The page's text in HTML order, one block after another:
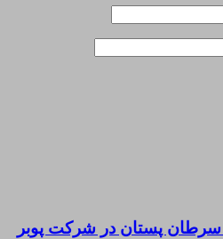
سرطان پستان در شرکت پوبر